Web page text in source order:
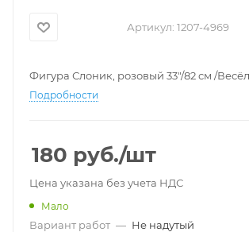
Артикул: 1207-4969
Фигура Слоник, розовый 33"/82 см /
Подробности
180 руб./шт
Цена указана без учета НДС
Мало
Вариант работ — Не надутый